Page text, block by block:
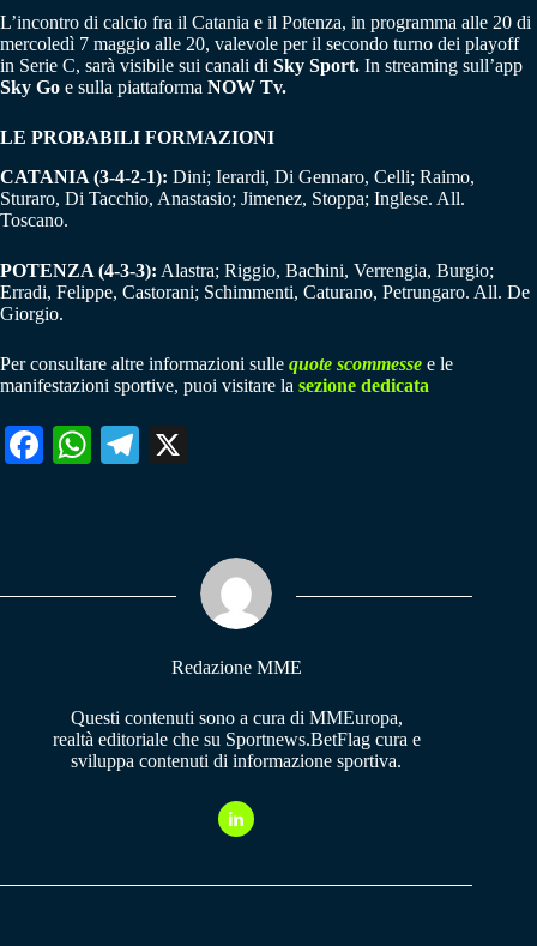
L’incontro di calcio fra il Catania e il Potenza, in programma alle 20 di
mercoledì 7 maggio alle 20, valevole per il secondo turno dei playoff
in Serie C, sarà visibile sui canali di Sky Sport. In streaming sull’app
Sky Go e sulla piattaforma NOW Tv.
LE PROBABILI FORMAZIONI
CATANIA (3-4-2-1): Dini; Ierardi, Di Gennaro, Celli; Raimo,
Sturaro, Di Tacchio, Anastasio; Jimenez, Stoppa; Inglese. All.
Toscano.
POTENZA (4-3-3): Alastra; Riggio, Bachini, Verrengia, Burgio;
Erradi, Felippe, Castorani; Schimmenti, Caturano, Petrungaro. All. De
Giorgio.
Per consultare altre informazioni sulle quote scommesse e le
manifestazioni sportive, puoi visitare la sezione dedicata
Fa W
pp
Te
m
Redazione MME
Questi contenuti sono a cura di MMEuropa,
realtà editoriale che su Sportnews.BetFlag cura e
sviluppa contenuti di informazione sportiva.